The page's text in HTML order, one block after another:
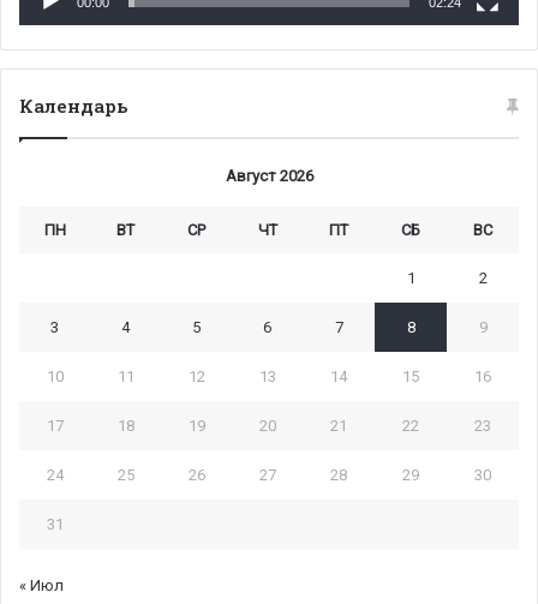
Календарь
Август 2026
ПН ВТ СР ЧТ ПТ СБ ВС
1 2
3 4 5 6 7 8 9
10 11 12 13 14 15 16
17 18 19 20 21 22 23
24 25 26 27 28 29 30
31
« Июл